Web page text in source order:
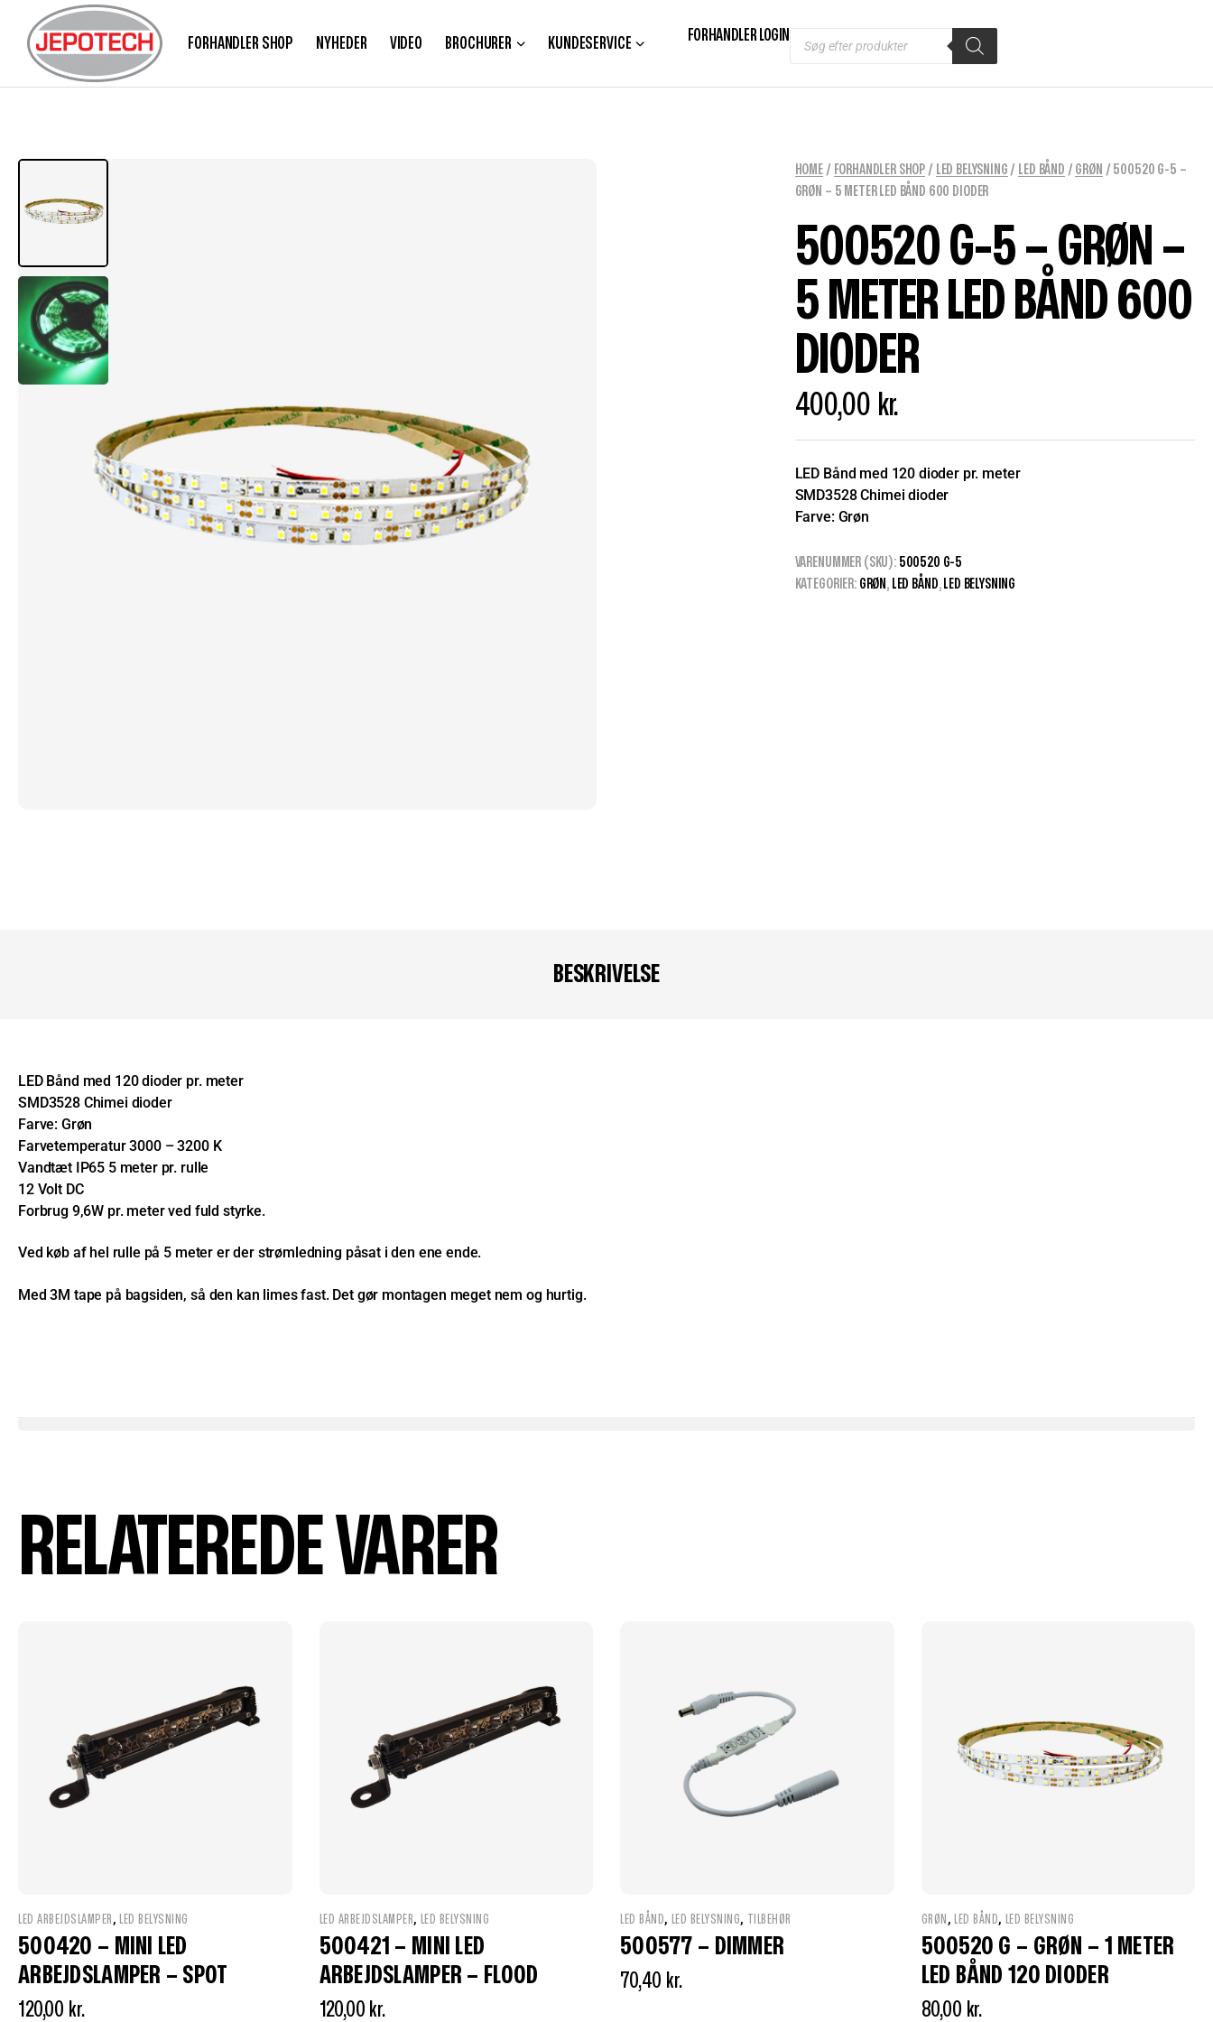
FORHANDLER SHOP NYHEDER VIDEO BROCHURER KUNDESERVICE
FORHANDLER LOGIN
HOME / FORHANDLER SHOP / LED BELYSNING / LED BÅND / GRØN / 500520 G-5 –
GRØN – 5 METER LED BÅND 600 DIODER
500520 G-5 – GRØN –
5 METER LED BÅND 600
DIODER
400,00 kr.
LED Bånd med 120 dioder pr. meter
SMD3528 Chimei dioder
Farve: Grøn
VARENUMMER (SKU): 500520 G-5
KATEGORIER: GRØN, LED BÅND, LED BELYSNING
BESKRIVELSE
LED Bånd med 120 dioder pr. meter
SMD3528 Chimei dioder
Farve: Grøn
Farvetemperatur 3000 – 3200 K
Vandtæt IP65 5 meter pr. rulle
12 Volt DC
Forbrug 9,6W pr. meter ved fuld styrke.
Ved køb af hel rulle på 5 meter er der strømledning påsat i den ene ende.
Med 3M tape på bagsiden, så den kan limes fast. Det gør montagen meget nem og hurtig.
RELATEREDE VARER
LED ARBEJDSLAMPER ,LED BELYSNING
500420 – MINI LED
ARBEJDSLAMPER – SPOT
120,00 kr.
LED ARBEJDSLAMPER, LED BELYSNING
500421 – MINI LED
ARBEJDSLAMPER – FLOOD
120,00 kr.
LED BÅND, LED BELYSNING, TILBEHØR
500577 – DIMMER
70,40 kr.
GRØN ,LED BÅND, LED BELYSNING
500520 G – GRØN – 1 METER
LED BÅND 120 DIODER
80,00 kr.